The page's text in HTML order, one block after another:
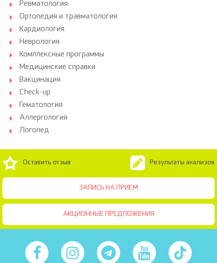
Ревматология
Ортопедия и травматология
Кардиология
Неврология
Комплексные программы
Медицинские справки
Вакцинация
Check-up
Гематология
Аллергология
Логопед
ЗАПИСЬ НА ПРИЕМ
Оставить отзыв Результаты анализов
АКЦИОННЫЕ ПРЕДЛОЖЕНИЯ